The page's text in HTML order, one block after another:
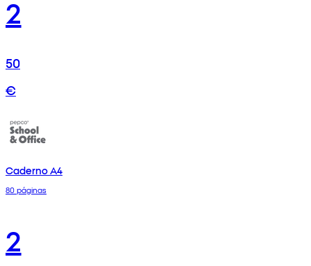
2
50
€
Caderno A4
80 páginas
2